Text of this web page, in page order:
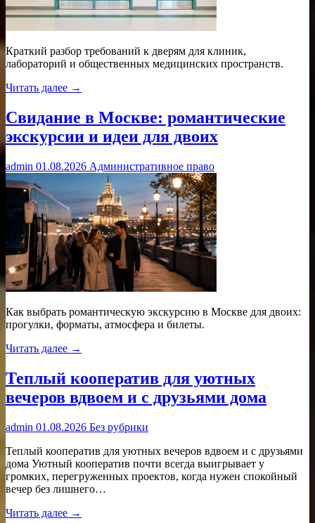
Краткий разбор требований к дверям для клиник,
лабораторий и общественных медицинских пространств.
Читать далее →
Свидание в Москве: романтические
экскурсии и идеи для двоих
admin 01.08.2026 Административное право
Как выбрать романтическую экскурсию в Москве для двоих:
прогулки, форматы, атмосфера и билеты.
Читать далее →
Теплый кооператив для уютных
вечеров вдвоем и с друзьями дома
admin 01.08.2026 Без рубрики
Теплый кооператив для уютных вечеров вдвоем и с друзьями
дома Уютный кооператив почти всегда выигрывает у
громких, перегруженных проектов, когда нужен спокойный
вечер без лишнего…
Читать далее →